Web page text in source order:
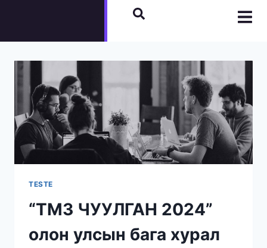
TESTE
“ТМЗ ЧУУЛГАН 2024”
олон улсын бага хурал